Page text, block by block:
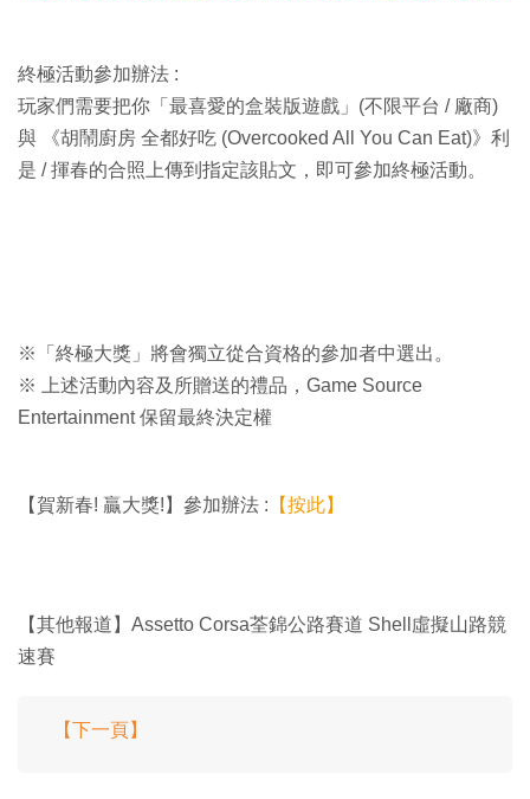
終極活動參加辦法 :
玩家們需要把你「最喜愛的盒裝版遊戲」(不限平台 / 廠商)
與 《胡鬧廚房 全都好吃 (Overcooked All You Can Eat)》利
是 / 揮春的合照上傳到指定該貼文，即可參加終極活動。
※「終極大獎」將會獨立從合資格的參加者中選出。
※ 上述活動內容及所贈送的禮品，Game Source
Entertainment 保留最終決定權
【賀新春! 贏大獎!】參加辦法 : 【按此】
【其他報道】Assetto Corsa荃錦公路賽道 Shell虛擬山路競
速賽
【下一頁】